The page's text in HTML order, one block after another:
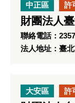
中正區 許
財團法人
聯絡電話：
法人地址：臺
大安區 許